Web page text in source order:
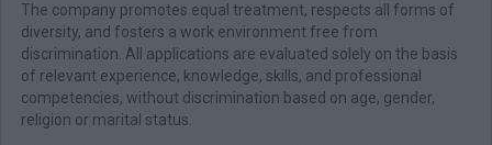
The company promotes equal treatment, respects all forms of
diversity, and fosters a work environment free from
discrimination. All applications are evaluated solely on the basis
of relevant experience, knowledge, skills, and professional
competencies, without discrimination based on age, gender,
religion or marital status.